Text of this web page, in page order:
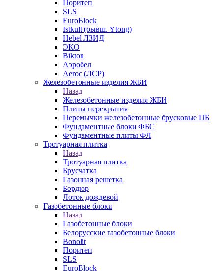
Поритеп
SLS
EuroBlock
Istkult (бывш. Ytong)
Hebel ЛЗИД
ЭКО
Bikton
Аэробел
Aeroc (ЛСР)
Железобетонные изделия ЖБИ
Назад
Железобетонные изделия ЖБИ
Плиты перекрытия
Перемычки железобетонные брусковые ПБ
Фундаментные блоки ФБС
Фундаментные плиты ФЛ
Тротуарная плитка
Назад
Тротуарная плитка
Брусчатка
Газонная решетка
Бордюр
Лоток дождевой
Газобетонные блоки
Назад
Газобетонные блоки
Белорусские газобетонные блоки
Bonolit
Поритеп
SLS
EuroBlock